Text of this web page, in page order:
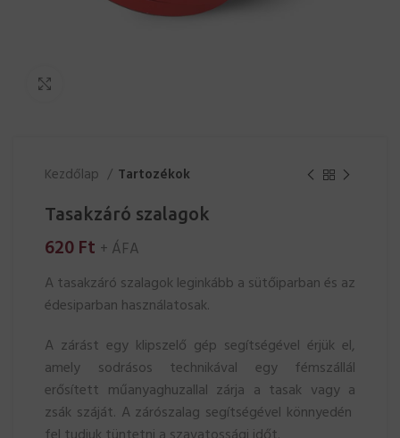
Kezdőlap Tartozékok
Tasakzáró szalagok
620Ft + ÁFA
A tasakzáró szalagok leginkább a sütőiparban és az
édesiparban használatosak.
A zárást egy klipszelő gép segítségével érjük el,
amely sodrásos technikával egy fémszállál
erősített műanyaghuzallal zárja a tasak vagy a
zsák száját. A zárószalag segítségével könnyedén